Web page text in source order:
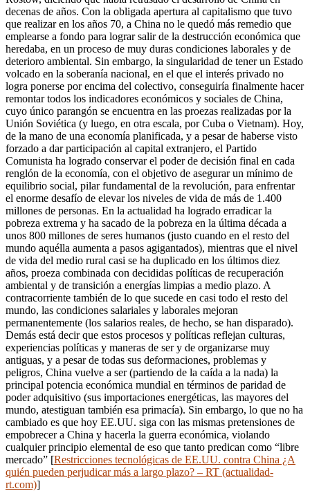
decenas de años. Con la obligada apertura al capitalismo que tuvo
que realizar en los años 70, a China no le quedó más remedio que
emplearse a fondo para lograr salir de la destrucción económica que
heredaba, en un proceso de muy duras condiciones laborales y de
deterioro ambiental. Sin embargo, la singularidad de tener un Estado
volcado en la soberanía nacional, en el que el interés privado no
logra ponerse por encima del colectivo, conseguiría finalmente hacer
remontar todos los indicadores económicos y sociales de China,
cuyo único parangón se encuentra en las proezas realizadas por la
Unión Soviética (y luego, en otra escala, por Cuba o Vietnam). Hoy,
de la mano de una economía planificada, y a pesar de haberse visto
forzado a dar participación al capital extranjero, el Partido
Comunista ha logrado conservar el poder de decisión final en cada
renglón de la economía, con el objetivo de asegurar un mínimo de
equilibrio social, pilar fundamental de la revolución, para enfrentar
el enorme desafío de elevar los niveles de vida de más de 1.400
millones de personas. En la actualidad ha logrado erradicar la
pobreza extrema y ha sacado de la pobreza en la última década a
unos 800 millones de seres humanos (justo cuando en el resto del
mundo aquélla aumenta a pasos agigantados), mientras que el nivel
de vida del medio rural casi se ha duplicado en los últimos diez
años, proeza combinada con decididas políticas de recuperación
ambiental y de transición a energías limpias a medio plazo. A
contracorriente también de lo que sucede en casi todo el resto del
mundo, las condiciones salariales y laborales mejoran
permanentemente (los salarios reales, de hecho, se han disparado).
Demás está decir que estos procesos y políticas reflejan culturas,
experiencias políticas y maneras de ser y de organizarse muy
antiguas, y a pesar de todas sus deformaciones, problemas y
peligros, China vuelve a ser (partiendo de la caída a la nada) la
principal potencia económica mundial en términos de paridad de
poder adquisitivo (sus importaciones energéticas, las mayores del
mundo, atestiguan también esa primacía). Sin embargo, lo que no ha
cambiado es que hoy EE.UU. siga con las mismas pretensiones de
empobrecer a China y hacerla la guerra económica, violando
cualquier principio elemental de eso que tanto predican como “libre
mercado” [Restricciones tecnológicas de EE.UU. contra China ¿A
quién pueden perjudicar más a largo plazo? – RT (actualidad-
rt.com)]